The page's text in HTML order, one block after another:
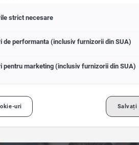
tine!
strict necesare
de performanta (inclusiv furnizorii din SUA)
pentru marketing (inclusiv furnizorii din SUA)
uri Salvați